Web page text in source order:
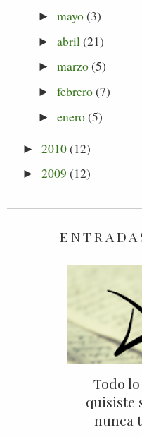
► mayo(3)
► abril (21)
► marzo(5)
► febrero(7)
► enero(5)
►2010(12)
►2009 (12)
Todo
quisiste
nunca